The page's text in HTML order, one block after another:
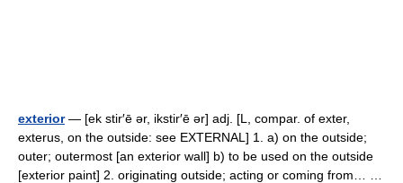
exterior— [ek stir′ē ər, ikstir′ē ər] adj. [L, compar. of exter,
exterus, on the outside: see EXTERNAL] 1. a) on the outside;
outer; outermost [an exterior wall] b) to be used on the outside
[exterior paint] 2. originating outside; acting or coming from… …